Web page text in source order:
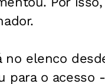
no elenco
para o acesso